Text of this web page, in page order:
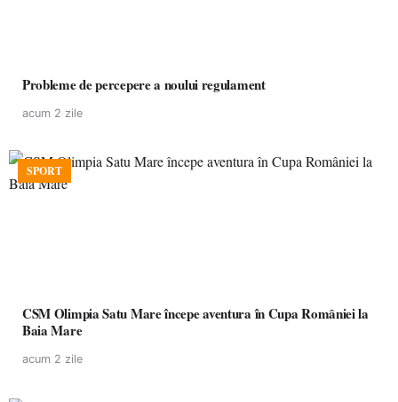
Probleme de percepere a noului regulament
acum 2 zile
SPORT
CSM Olimpia Satu Mare începe aventura în Cupa României la
Baia Mare
acum 2 zile